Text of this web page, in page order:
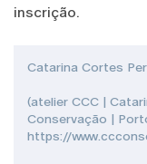
inscrição.
Catarina Cortes
(atelier CCC |
Conservação |
https://